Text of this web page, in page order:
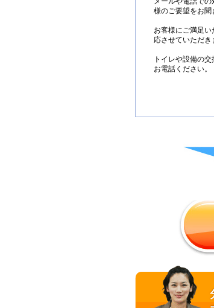
様のご要望をお聞
お客様にご満足
応させていただき
トイレや設備の
お電話ください。